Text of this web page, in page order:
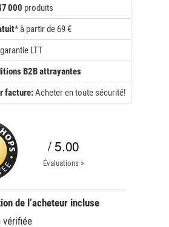
000 produits
* à partir de 69 €
LTT
B2B attrayantes
facture:Acheter en toute sécurité!
/ 5.00
Évaluations >
de l’acheteur incluse
vérifiée